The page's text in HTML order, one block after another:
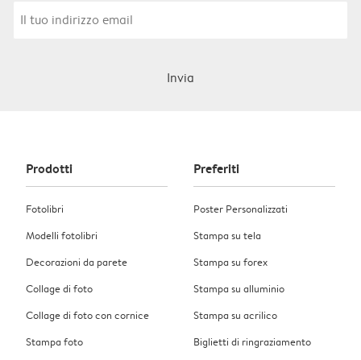
Invia
Prodotti
Fotolibri
Modelli fotolibri
Decorazioni da parete
Collage di foto
Collage di foto con cornice
Stampa foto
Preferiti
Poster Personalizzati
Stampa su tela
Stampa su forex
Stampa su alluminio
Stampa su acrilico
Biglietti di ringraziamento